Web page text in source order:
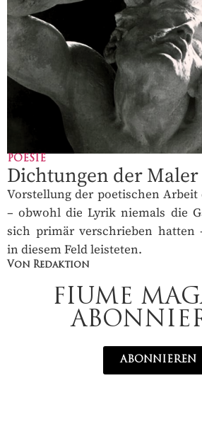
POESIE
Dichtungen der
Vorstellung der poetischen
– obwohl die Lyrik niemals die
sich primär verschrieben hatten
in diesem Feld leisteten.
Von Redaktion
FIUME
ABONNIEREN